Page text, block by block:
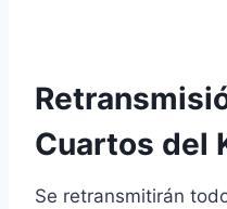
Cuartos del
Se retransmitirán